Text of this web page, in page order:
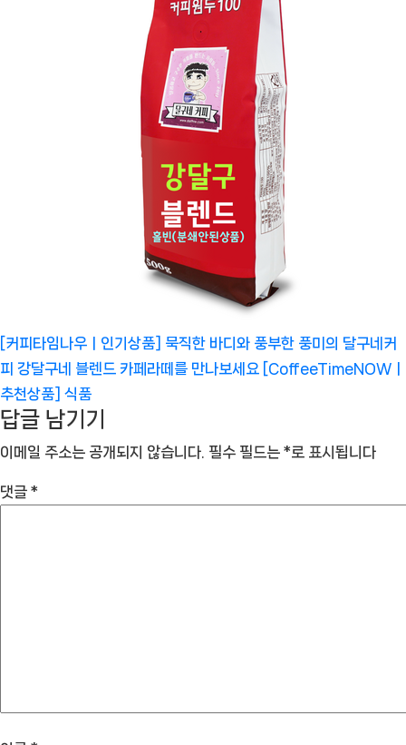
[커피타임나우ㅣ인기상품] 묵직한 바디와 풍부한 풍미의 달구네커
피 강달구네 블렌드 카페라떼를 만나보세요 [CoffeeTimeNOWㅣ
추천상품] 식품
답글 남기기
이메일 주소는 공개되지 않습니다. 필수 필드는 *로 표시됩니다
댓글 *